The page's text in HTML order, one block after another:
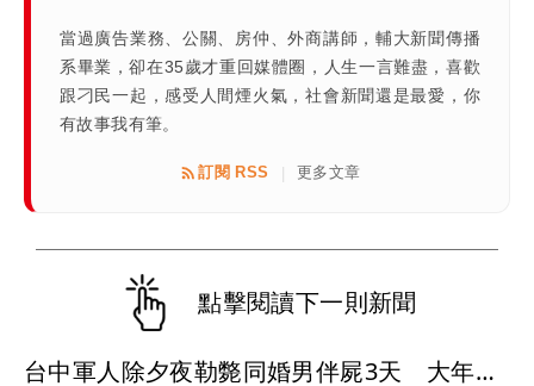
當過廣告業務、公關、房仲、外商講師，輔大新聞傳播
系畢業，卻在35歲才重回媒體圈，人生一言難盡，喜歡
跟刁民一起，感受人間煙火氣，社會新聞還是最愛，你
有故事我有筆。
訂閱 RSS | 更多文章
點擊閱讀下一則新聞
台中軍人除夕夜勒斃同婚男伴屍3天 大年初三投案！家暴殺人罪起訴